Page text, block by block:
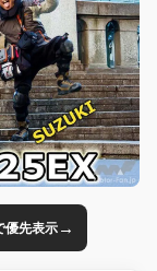
優先表示→